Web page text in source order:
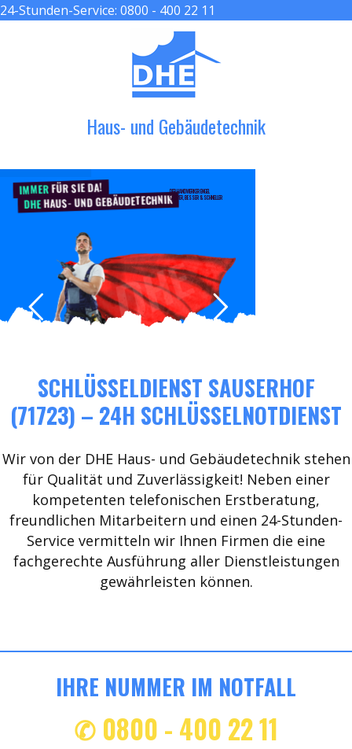
24-Stunden-Service: 0800 - 400 22 11
Haus- und Gebäudetechnik
IMMERFÜR SIE DA!
DHEHAUS- UND GEBÄUDETECHNIK
DER HANDWERKER ENGEL
GRÖßER, BESSER & SCHNELLER
SCHLÜSSELDIENST SAUSERHOF
(71723) – 24H SCHLÜSSELNOTDIENST
Wir von der DHE Haus- und Gebäudetechnik stehen
für Qualität und Zuverlässigkeit! Neben einer
kompetenten telefonischen Erstberatung,
freundlichen Mitarbeitern und einen 24-Stunden-
Service vermitteln wir Ihnen Firmen die eine
fachgerechte Ausführung aller Dienstleistungen
gewährleisten können.
IHRE NUMMER IM NOTFALL
✆ 0800 - 400 22 11